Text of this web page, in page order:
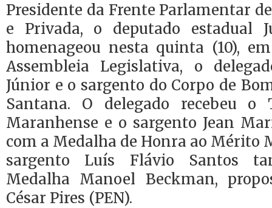
Presidente da Frente Parlamentar
e Privada, o deputado estadual
homenageou nesta quinta (10),
Assembleia Legislativa, o
Júnior e o sargento do Corpo de
Santana. O delegado recebeu o
Maranhense e o sargento Jean
com a Medalha de Honra ao Mérito
sargento Luís Flávio Santos
Medalha Manoel Beckman,
César Pires (PEN).